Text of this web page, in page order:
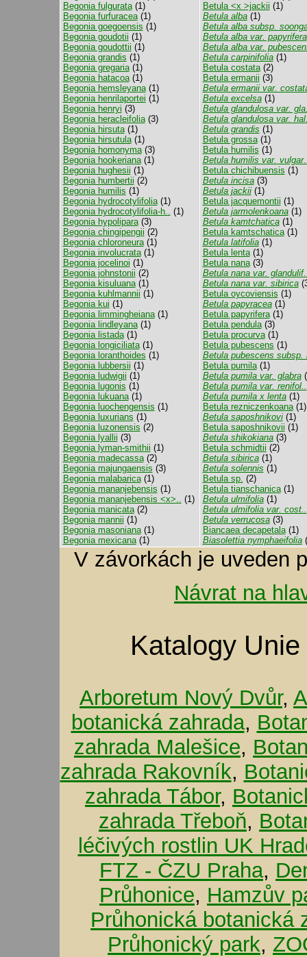
Begonia fulgurata(1)
Begonia furfuracea(1)
Begonia goegoensis (1)
Begonia goudotii (1)
Begonia goudottii (1)
Begonia grandis (1)
Begonia gregaria(1)
Begonia hatacoa(1)
Begonia hemsleyana(1)
Begonia henrilaportei (1)
Begonia henryi (3)
Begonia heracleifolia(3)
Begonia hirsuta(1)
Begonia hirsutula(1)
Begonia homonyma(3)
Begonia hookeriana(1)
Begonia hughesii (1)
Begonia humbertii (2)
Begonia humilis (1)
Begonia hydrocotylifolia(1)
Begonia hydrocotylifolia-h.. (1)
Begonia hypolipara(3)
Begonia chingipengii (2)
Begonia chloroneura(1)
Begonia involucrata(1)
Begonia jocelinoi (1)
Begonia johnstonii (2)
Begonia kisuluana(1)
Begonia kuhlmannii (1)
Begonia kui (1)
Begonia limmingheiana(1)
Begonia lindleyana(1)
Begonia listada(1)
Begonia longiciliata(1)
Begonia loranthoides (1)
Begonia lubbersii (1)
Begonia ludwigii (1)
Begonia lugonis (1)
Begonia lukuana(1)
Begonia luochengensis (1)
Begonia luxurians (1)
Begonia luzonensis (2)
Begonia lyallii (3)
Begonia lyman-smithii (1)
Begonia madecassa(2)
Begonia majungaensis (3)
Begonia malabarica(1)
Begonia mananjebensis (1)
Begonia mananjebensis <x>.. (1)
Begonia manicata(2)
Begonia mannii (1)
Begonia masoniana(1)
Begonia mexicana(1)
Betula <x >jackii (1)
Betula alba(1)
Betula alba subsp.
Betula alba var. papyrifera
Betula alba var.
Betula carpinifolia(1)
Betula costata(2)
Betula ermanii (3)
Betula ermanii var.
Betula excelsa(1)
Betula glandulosa var.
Betula glandulosa var.
Betula grandis (1)
Betula grossa(1)
Betula humilis (1)
Betula humilis var.
Betula chichibuensis (1)
Betula incisa(3)
Betula jackii(1)
Betula jacquemontii (1)
Betula jarmolenkoana(1)
Betula kamtchatica(1)
Betula kamtschatica(1)
Betula latifolia(1)
Betula lenta(1)
Betula nana(3)
Betula nana var.
Betula nana var. sibirica
Betula oycoviensis (1)
Betula papyracea(1)
Betula papyrifera(1)
Betula pendula(3)
Betula procurva(1)
Betula pubescens (1)
Betula pubescens subsp.
Betula pumila(1)
Betula pumila var. glabra
Betula pumila var. renifol..
Betula pumila x lenta(1)
Betula rezniczenkoana(1)
Betula saposhnikovi(1)
Betula saposhnikovii (1)
Betula shikokiana(3)
Betula schmidtii (2)
Betula sibirica(1)
Betula solennis (1)
Betula sp. (2)
Betula tianschanica(1)
Betula ulmifolia(1)
Betula ulmifolia var. cost..
Betula verrucosa(3)
Biancaea decapetala(1)
Biasolettia nymphaeifolia
V závorkách je uveden
Návrat na
Katalogy
Arboretum Nový Dvůr,
botanická zahrada,
zahrada Malešice,
zahrada Rakovník,
zahrada Tábor,
zahrada Třeboň,
léčivých rostlin UK
FTZ - ČZU Praha,
Průhonice, Hamzův
Průhonická botanická
Průhonický park,